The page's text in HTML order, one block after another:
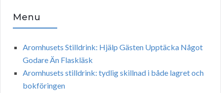
Menu
Aromhusets Stilldrink: Hjälp Gästen Upptäcka Något
Godare Än Flaskläsk
Aromhusets stilldrink: tydlig skillnad i både lagret och
bokföringen